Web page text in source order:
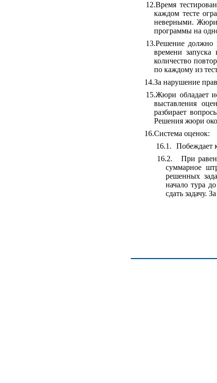
12.Время
каждом тесте
неверными. Жюри
программы на
13.Решение должно
времени
количество
по каждому из
14.За нарушение
15.Жюри обладает
выставления
разбирает
Решения жюри
16.Система оценок:
16.1.
Побеждает
16.2.
При
суммарное
решенных
начало тура
сдать задачу.